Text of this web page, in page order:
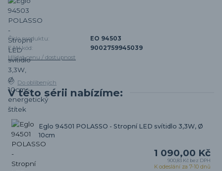
Číslo produktu:
EO 94503
EAN kód:
9002759945039
Hlídat cenu / dostupnost
Do oblíbených
V této sérii nabízíme:
Eglo 94501 POLASSO - Stropní LED svítidlo 3,3W, Ø
10cm
1 090,00 Kč
900,83 Kč bez DPH
K odeslání za 7-10 dnů